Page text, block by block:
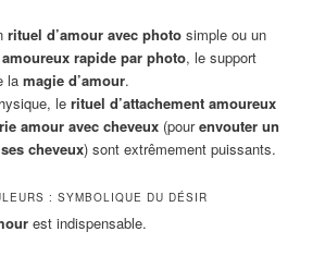
rituel d’amour avec photosimple ou un
rapide par photo, le support
la magie d’amour.
le rituel d’attachement amoureux
amour avec cheveux(pourenvouter un
cheveux) sont extrêmement puissants.
: SYMBOLIQUE DU DÉSIR
est indispensable.